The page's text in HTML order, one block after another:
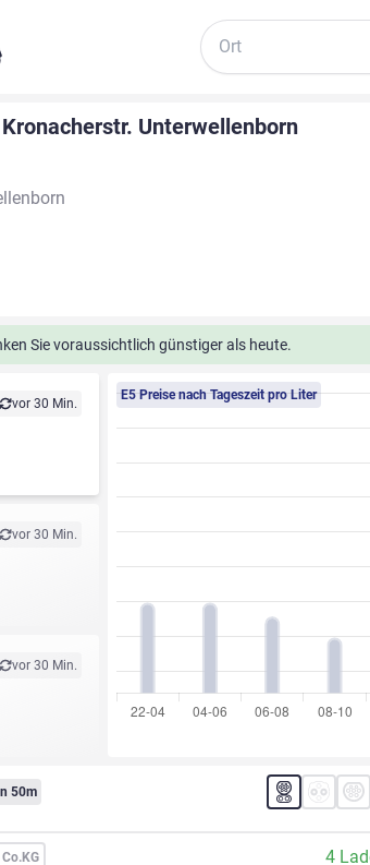
Suche
Unterwellenborn
Sie voraussichtlich günstiger als heute.
vor 30 Min.
vor 30 Min.
vor 30 Min.
E5 Preise nach Tageszeit pro Liter
50m
4